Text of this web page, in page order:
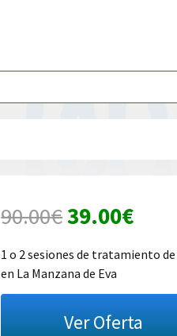
90.00€El
precio
original
era:
39.00€El
es:
1 o 2 sesiones de tratamiento
en La Manzana de Eva
Ver Oferta